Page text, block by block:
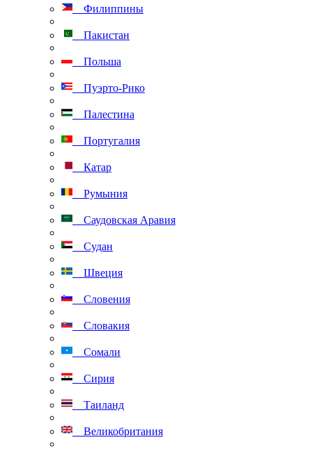
Филиппины
Пакистан
Польша
Пуэрто-Рико
Палестина
Португалия
Катар
Румыния
Саудовская Аравия
Судан
Швеция
Словения
Словакия
Сомали
Сирия
Таиланд
Великобритания